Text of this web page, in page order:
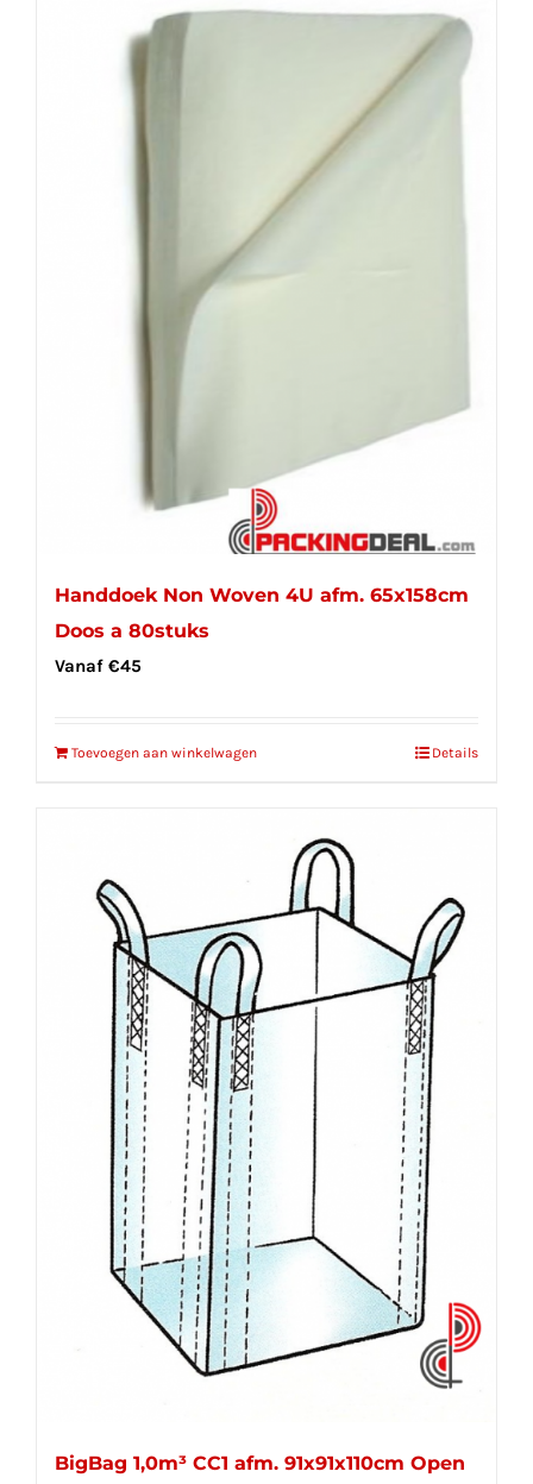
Handdoek Non Woven 4U afm. 65x158cm
Doos a 80stuks
Vanaf €45
Toevoegen aan winkelwagen Details
BigBag 1,0m³ CC1 afm. 91x91x110cm Open